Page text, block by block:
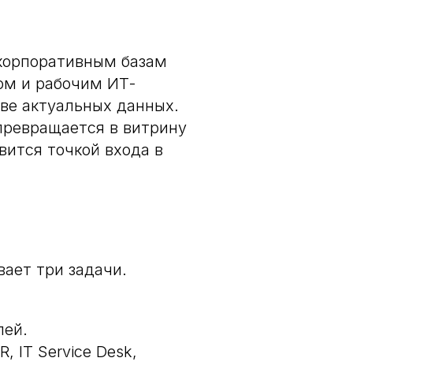
базам
и рабочим ИТ-
актуальных данных.
в витрину
точкой входа в
три задачи.
IT Service Desk,